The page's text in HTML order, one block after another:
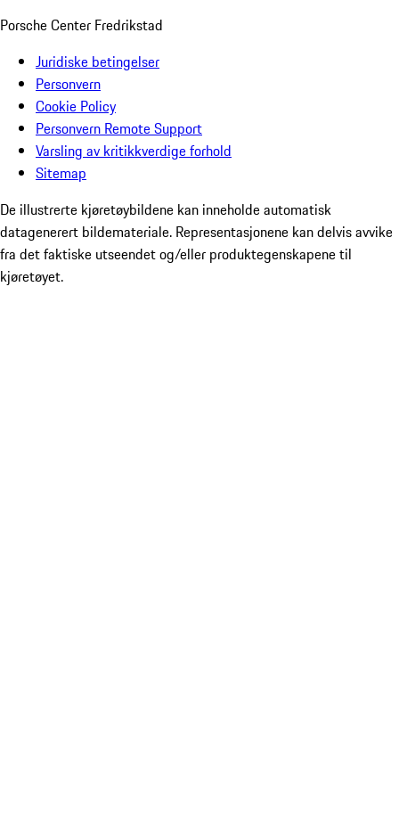
Porsche Center Fredrikstad
Juridiske betingelser
Personvern
Cookie Policy
Personvern Remote Support
Varsling av kritikkverdige forhold
Sitemap
De illustrerte kjøretøybildene kan inneholde automatisk
datagenerert bildemateriale. Representasjonene kan delvis avvike
fra det faktiske utseendet og/eller produktegenskapene til
kjøretøyet.